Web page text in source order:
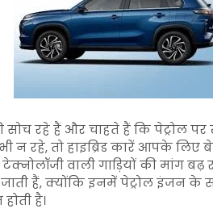
रहे हैं और चाहते हैं कि पेट्रोल पर
भी न रहे, तो हाइब्रिड कारें आपके
टेक्नोलॉजी वाली गाड़ियों की मांग
हैं, क्योंकि इनमें पेट्रोल इंजन के
है।